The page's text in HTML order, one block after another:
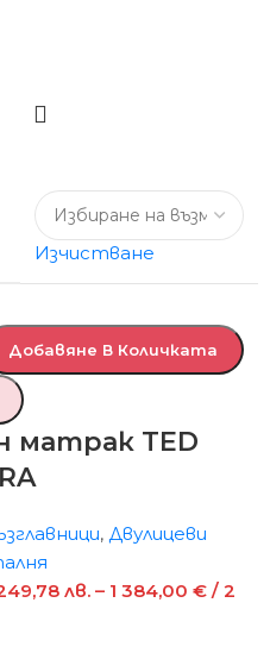
Изчистване
Добавяне В Количката
матрак TED
, Двулицеви
лв. – 1 384,00 € / 2